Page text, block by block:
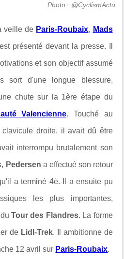
Photo : @CyclismActu
veille de Paris-Roubaix, Mads
présenté devant la presse. Il
et son objectif assumé
sort d'une longue blessure,
chute sur la 1ère étape du
Valencienne. Touché au
droite, il avait dû être
interrompu brutalement son
Pedersen a effectué son retour
a terminé 4è. Il a ensuite pu
les plus importantes,
Tour des Flandres. La forme
de Lidl-Trek. Il ambitionne de
12 avril sur Paris-Roubaix.